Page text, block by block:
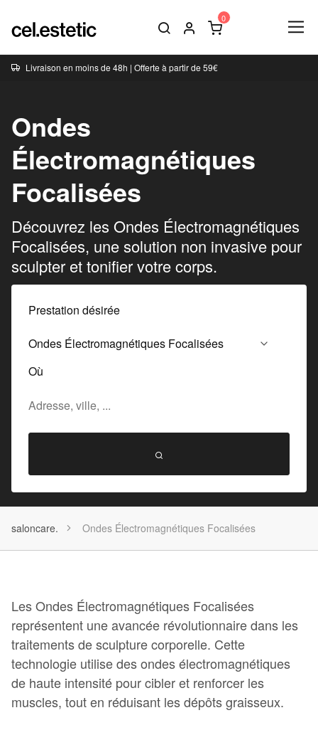
Livraison en moins de 48h | Offerte à partir de 59€
Ondes
Électromagnétiques
Focalisées
Découvrez les Ondes Électromagnétiques
Focalisées, une solution non invasive pour
sculpter et tonifier votre corps.
Prestation désirée
Où
saloncare. Ondes Électromagnétiques Focalisées
Les Ondes Électromagnétiques Focalisées
représentent une avancée révolutionnaire dans les
traitements de sculpture corporelle. Cette
technologie utilise des ondes électromagnétiques
de haute intensité pour cibler et renforcer les
muscles, tout en réduisant les dépôts graisseux.